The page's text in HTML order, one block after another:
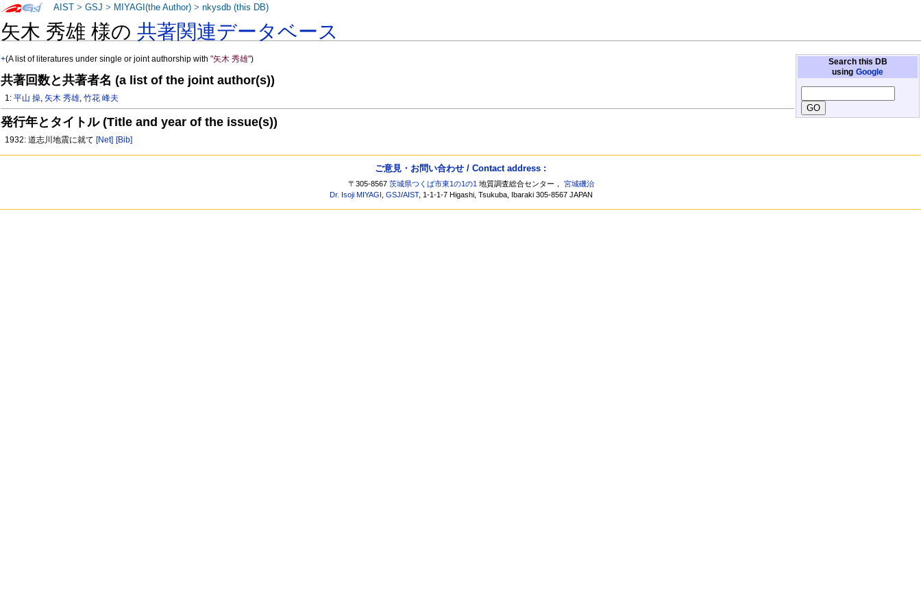
矢木 秀雄 様の共著関連データベース
Search this DB
using Google
+(A list of literatures under single or joint authorship with"矢木 秀雄")
共著回数と共著者名 (a list of the joint author(s))
1:平山 操,矢木 秀雄,竹花 峰夫
発行年とタイトル (Title and year of the issue(s))
1932: 道志川地震に就て [Net] [Bib]
AIST >GSJ > MIYAGI(the Author) >nkysdb (this DB)
ご意見・お問い合わせ / Contact address :
〒305-8567茨城県つくば市東1の1の1 地質調査総合センター，宮城磯治
Dr. Isoji MIYAGI ,GSJ/AIST, 1-1-1-7 Higashi, Tsukuba, Ibaraki 305-8567 JAPAN